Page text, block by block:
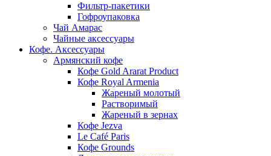
Фильтр-пакетики
Гофроупаковка
Чай Амарас
Чайные аксессуары
Кофе. Аксессуары
Армянский кофе
Кофе Gold Ararat Product
Кофе Royal Armenia
Жареный молотый
Растворимый
Жареный в зернах
Кофе Jezva
Le Café Paris
Кофе Grounds